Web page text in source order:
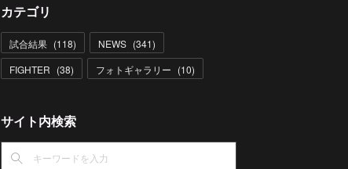
カテゴリ
試合結果 (118) NEWS (341)
FIGHTER (38) フォトギャラリー (10)
サイト内検索